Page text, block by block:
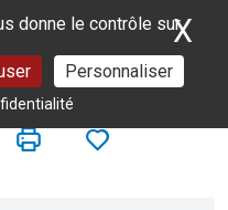
donne le contrôle sur
Personnaliser
X